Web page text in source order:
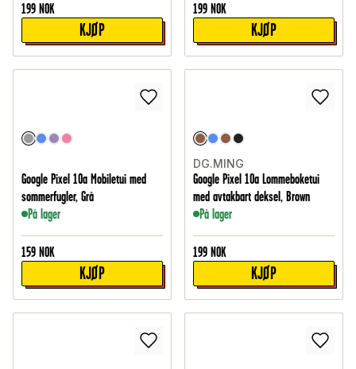
199 NOK
KJØP
199 NOK
KJØP
Google Pixel 10a Mobiletui med
sommerfugler, Grå
På lager
159 NOK
KJØP
DG.MING
Google Pixel 10a Lommeboketui
med avtakbart deksel, Brown
På lager
199 NOK
KJØP